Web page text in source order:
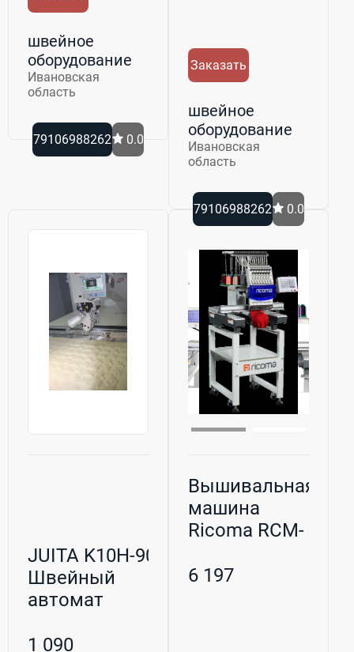
швейное
оборудование
Ивановская
область
79106988262 0.0
Заказать
швейное
оборудование
Ивановская
область
79106988262 0.0
JUITA K10Н-90AC
Швейный
автомат
ст...
1 090
Вышивальная
машина
Ricoma RCM-
одноголово...
6 197